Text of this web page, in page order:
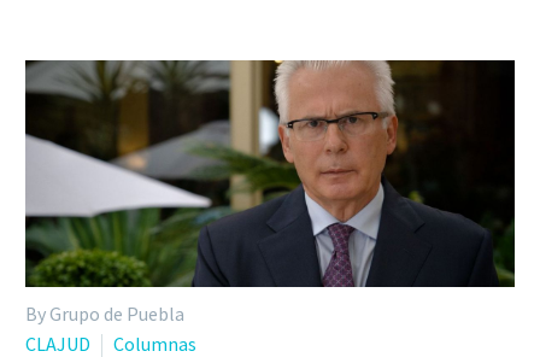
By Grupo de Puebla
CLAJUD
Columnas